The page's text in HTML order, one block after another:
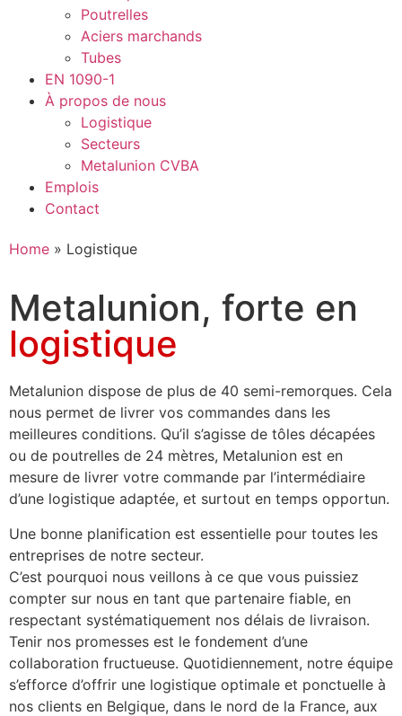
Poutrelles
Aciers marchands
Tubes
EN 1090-1
À propos de nous
Logistique
Secteurs
Metalunion CVBA
Emplois
Contact
Home » Logistique
Metalunion, forte en
logistique
Metalunion dispose de plus de 40 semi-remorques. Cela
nous permet de livrer vos commandes dans les
meilleures conditions. Qu’il s’agisse de tôles décapées
ou de poutrelles de 24 mètres, Metalunion est en
mesure de livrer votre commande par l’intermédiaire
d’une logistique adaptée, et surtout en temps opportun.
Une bonne planification est essentielle pour toutes les
entreprises de notre secteur.
C’est pourquoi nous veillons à ce que vous puissiez
compter sur nous en tant que partenaire fiable, en
respectant systématiquement nos délais de livraison.
Tenir nos promesses est le fondement d’une
collaboration fructueuse. Quotidiennement, notre équipe
s’efforce d’offrir une logistique optimale et ponctuelle à
nos clients en Belgique, dans le nord de la France, aux